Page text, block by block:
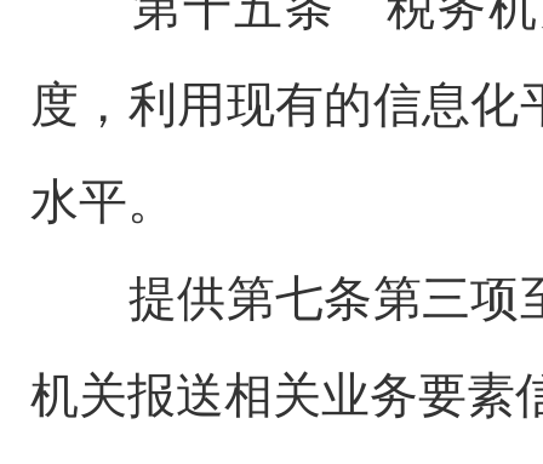
度，利用现有的信息
水平。
提供第七条第三项
机关报送相关业务要素